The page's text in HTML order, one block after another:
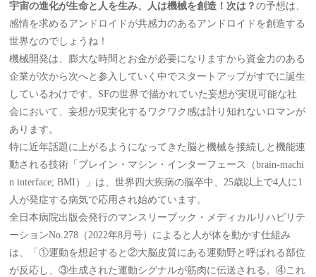
宇宙の進化が生命と人を生み、人は機械を創造！次は？の予想は、
感情を求めるアンドロイドが共感力のあるアンドロイドを創造する
世界なのでしょうね！
機械開発は、膨大な時間とお金が必要になりますから資金力のある
企業が次から次へと参入していく中でスタートアップがすでに誕生
しているわけです。SFの世界で描かれていた妄想が実現可能な社
会において、妄想が現実化するワクワク感は計り知れないロマンが
あります。
特に近年話題に上がるようになってきた脳と機械を接続しと機能連
動される技術「ブレイン・マシン・インターフェース（brain-machi
n interface; BMI）」は、世界四大疾病の脳卒中、25歳以上で4人に1
人が発症する病気で応用され始めています。
全日本病院出版会発行のマンスリーブック・メディカルリハビリテ
ーションNo.278（2022年8月号）によると人が体を動かす仕組み
は、「①運動を想起すると②大脳皮質にある運動野と呼ばれる部位
が反応し、③生成された運動シグナルが筋肉に伝送される。④これ